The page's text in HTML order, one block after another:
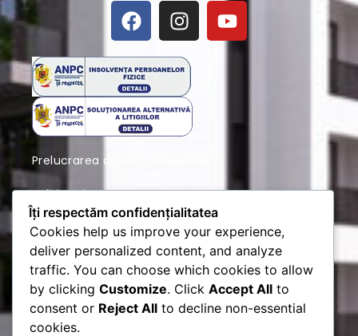
Prelucrarea datelor personale
Politica de Cookies
Locatie
Îți respectăm confidențialitatea
Cookies help us improve your experience,
deliver personalized content, and analyze
traffic. You can choose which cookies to allow
by clicking Customize. Click Accept All to
consent or Reject All to decline non-essential
cookies.